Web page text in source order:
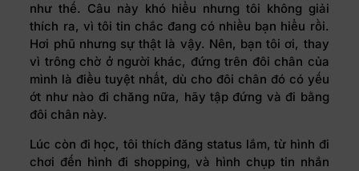
như thế. Câu này khó hiểu nhưng tôi không giải
thích ra, vì tôi tin chắc đang có nhiều bạn hiểu rồi.
Hơi phũ nhưng sự thật là vậy. Nên, bạn tôi ơi, thay
vì trông chờ ở người khác, đứng trên đôi chân của
mình là điều tuyệt nhất, dù cho đôi chân đó có yếu
ớt như nào đi chăng nữa, hãy tập đứng và đi bằng
đôi chân này.
Lúc còn đi học, tôi thích đăng status lắm, từ hình đi
chơi đến hình đi shopping, và hình chụp tin nhắn